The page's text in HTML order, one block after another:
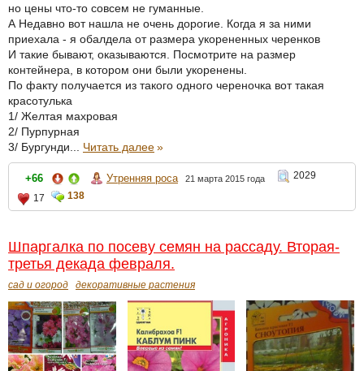
но цены что-то совсем не гуманные.
А Недавно вот нашла не очень дорогие. Когда я за ними
приехала - я обалдела от размера укорененных черенков
И такие бывают, оказываются. Посмотрите на размер
контейнера, в котором они были укоренены.
По факту получается из такого одного череночка вот такая
красотулька
1/ Желтая махровая
2/ Пурпурная
3/ Бургунди... Читать далее»
+66 Утренняя роса 21 марта 2015 года
2029
17
138
Шпаргалка по посеву семян на рассаду. Вторая-
третья декада февраля.
сад и огород декоративные растения